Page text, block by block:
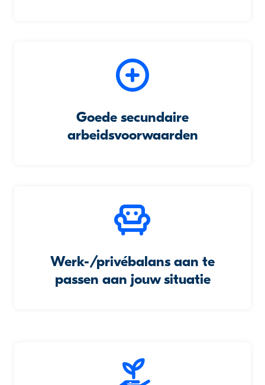
Goede secundaire
arbeidsvoorwaarden
Werk-/privébalans aan te
passen aan jouw situatie